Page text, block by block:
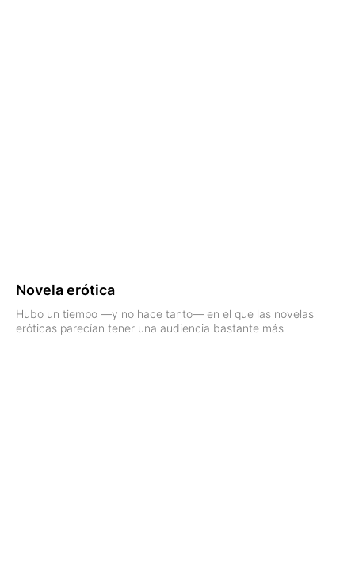
Novela erótica
Hubo un tiempo —y no hace tanto— en el que las novelas
eróticas parecían tener una audiencia bastante más